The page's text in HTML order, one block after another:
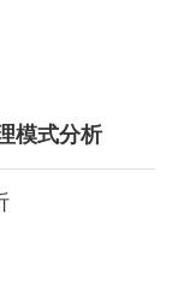
模式分析